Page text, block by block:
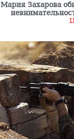
Мария Захарова